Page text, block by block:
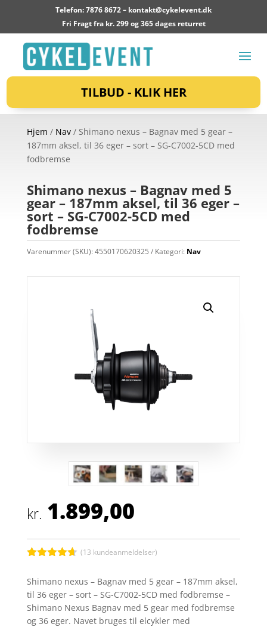
Telefon: 7876 8672 – kontakt@cykelevent.dk
Fri Fragt fra kr. 299 og 365 dages returret
TILBUD - KLIK HER
Hjem / Nav/ Shimano nexus – Bagnav med 5 gear –
187mm aksel, til 36 eger – sort – SG-C7002-5CD med
fodbremse
Shimano nexus – Bagnav med 5
gear – 187mm aksel, til 36 eger –
sort – SG-C7002-5CD med
fodbremse
Varenummer (SKU):4550170620325 Kategori: Nav
kr. 1.899,00
ud af 5
baseret på
kundebedø
mmelser
(13 kundeanmeldelser)
Shimano nexus – Bagnav med 5 gear – 187mm aksel,
til 36 eger – sort – SG-C7002-5CD med fodbremse –
Shimano Nexus Bagnav med 5 gear med fodbremse
og 36 eger. Navet bruges til elcykler med